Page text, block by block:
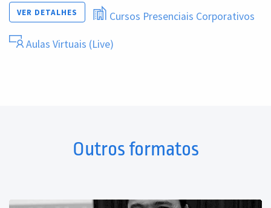
VER DETALHES Cursos Presenciais Corporativos
Aulas Virtuais (Live)
Outros formatos